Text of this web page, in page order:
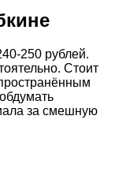
250 рублей.
Стоит
за смешную